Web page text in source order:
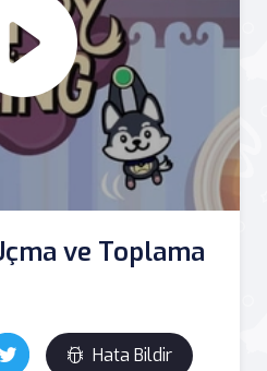
ve Toplama
Hata Bildir